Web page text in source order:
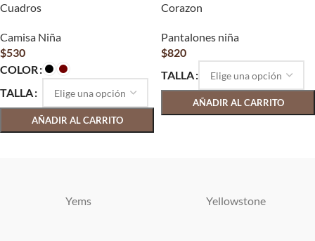
Cuadros
Camisa Niña
$530
COLOR
TALLA
AÑADIR AL CARRITO
Corazon
Pantalones niña
$820
TALLA
AÑADIR AL CARRITO
Yems Yellowstone